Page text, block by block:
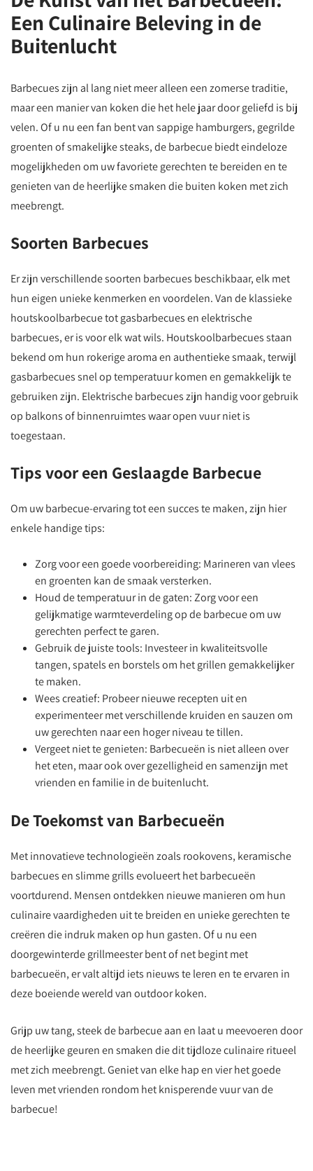
Een Culinaire Beleving in de
Buitenlucht
Barbecues zijn al lang niet meer alleen een zomerse traditie,
maar een manier van koken die het hele jaar door geliefd is bij
velen. Of u nu een fan bent van sappige hamburgers, gegrilde
groenten of smakelijke steaks, de barbecue biedt eindeloze
mogelijkheden om uw favoriete gerechten te bereiden en te
genieten van de heerlijke smaken die buiten koken met zich
meebrengt.
Soorten Barbecues
Er zijn verschillende soorten barbecues beschikbaar, elk met
hun eigen unieke kenmerken en voordelen. Van de klassieke
houtskoolbarbecue tot gasbarbecues en elektrische
barbecues, er is voor elk wat wils. Houtskoolbarbecues staan
bekend om hun rokerige aroma en authentieke smaak, terwijl
gasbarbecues snel op temperatuur komen en gemakkelijk te
gebruiken zijn. Elektrische barbecues zijn handig voor gebruik
op balkons of binnenruimtes waar open vuur niet is
toegestaan.
Tips voor een Geslaagde Barbecue
Om uw barbecue-ervaring tot een succes te maken, zijn hier
enkele handige tips:
Zorg voor een goede voorbereiding: Marineren van vlees
en groenten kan de smaak versterken.
Houd de temperatuur in de gaten: Zorg voor een
gelijkmatige warmteverdeling op de barbecue om uw
gerechten perfect te garen.
Gebruik de juiste tools: Investeer in kwaliteitsvolle
tangen, spatels en borstels om het grillen gemakkelijker
te maken.
Wees creatief: Probeer nieuwe recepten uit en
experimenteer met verschillende kruiden en sauzen om
uw gerechten naar een hoger niveau te tillen.
Vergeet niet te genieten: Barbecueën is niet alleen over
het eten, maar ook over gezelligheid en samenzijn met
vrienden en familie in de buitenlucht.
De Toekomst van Barbecueën
Met innovatieve technologieën zoals rookovens, keramische
barbecues en slimme grills evolueert het barbecueën
voortdurend. Mensen ontdekken nieuwe manieren om hun
culinaire vaardigheden uit te breiden en unieke gerechten te
creëren die indruk maken op hun gasten. Of u nu een
doorgewinterde grillmeester bent of net begint met
barbecueën, er valt altijd iets nieuws te leren en te ervaren in
deze boeiende wereld van outdoor koken.
Grijp uw tang, steek de barbecue aan en laat u meevoeren door
de heerlijke geuren en smaken die dit tijdloze culinaire ritueel
met zich meebrengt. Geniet van elke hap en vier het goede
leven met vrienden rondom het knisperende vuur van de
barbecue!